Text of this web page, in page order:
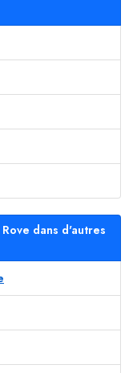
dans d'autres